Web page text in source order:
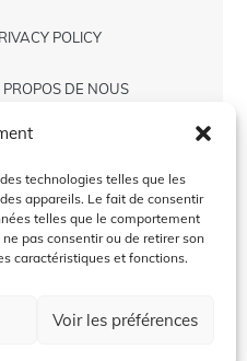
technologies telles que les
appareils. Le fait de consentir
telles que le comportement
pas consentir ou de retirer son
caractéristiques et fonctions.
Voir les préférences
POLICY
DE NOUS
DE NON-RESPONSABILITÉ
US